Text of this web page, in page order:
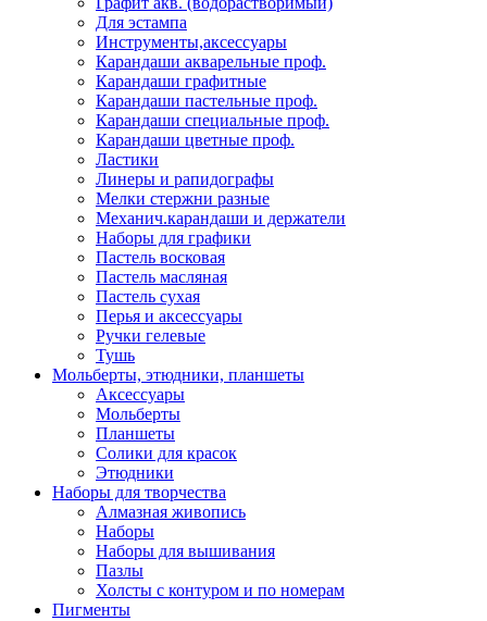
Для эстампа
Инструменты,аксессуары
Карандаши акварельные проф.
Карандаши графитные
Карандаши пастельные проф.
Карандаши специальные проф.
Карандаши цветные проф.
Ластики
Линеры и рапидографы
Мелки стержни разные
Механич.карандаши и держатели
Наборы для графики
Пастель восковая
Пастель масляная
Пастель сухая
Перья и аксессуары
Ручки гелевые
Тушь
Мольберты, этюдники, планшеты
Аксессуары
Мольберты
Планшеты
Солики для красок
Этюдники
Наборы для творчества
Алмазная живопись
Наборы
Наборы для вышивания
Пазлы
Холсты с контуром и по номерам
Пигменты